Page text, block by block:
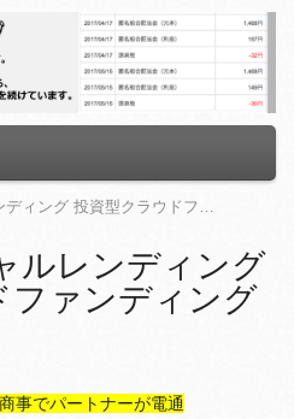
ディング
高金利 ソーシャルレンディング 投資型クラウドファンディングの記事一覧
ルレンディング
ファンディング
事でパートナーが電通